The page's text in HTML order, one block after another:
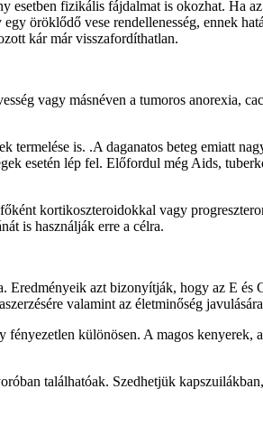
esetben fizikális fájdalmat is okozhat. Ha
öröklődő vese rendellenesség, ennek
kár már visszafordíthatlan.
vagy másnéven a tumoros anorexia,
is. .A daganatos beteg emiatt
esetén lép fel. Előfordul még Aids,
kortikoszteroidokkal vagy
is használják erre a célra.
azt bizonyítják, hogy az E és
valamint az életminőség
különösen. A magos kenyerek,
találhatóak. Szedhetjük